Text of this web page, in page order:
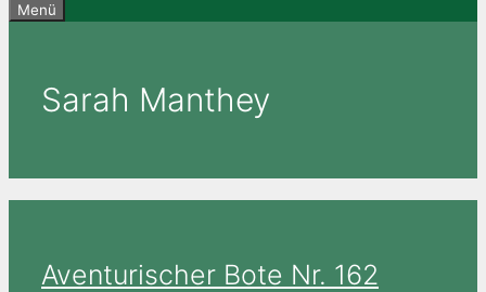
Menü
Sarah Manthey
Aventurischer Bote Nr. 162